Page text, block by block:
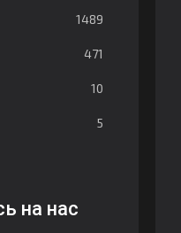
1489
471
10
5
на нас